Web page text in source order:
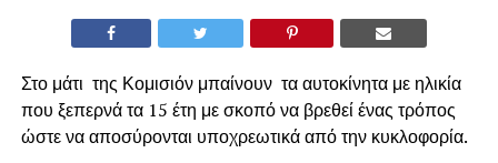
Στο μάτι της Κομισιόν μπαίνουν τα αυτοκίνητα με ηλικία
που ξεπερνά τα 15 έτη με σκοπό να βρεθεί ένας τρόπος
ώστε να αποσύρονται υποχρεωτικάαπό την κυκλοφορία.